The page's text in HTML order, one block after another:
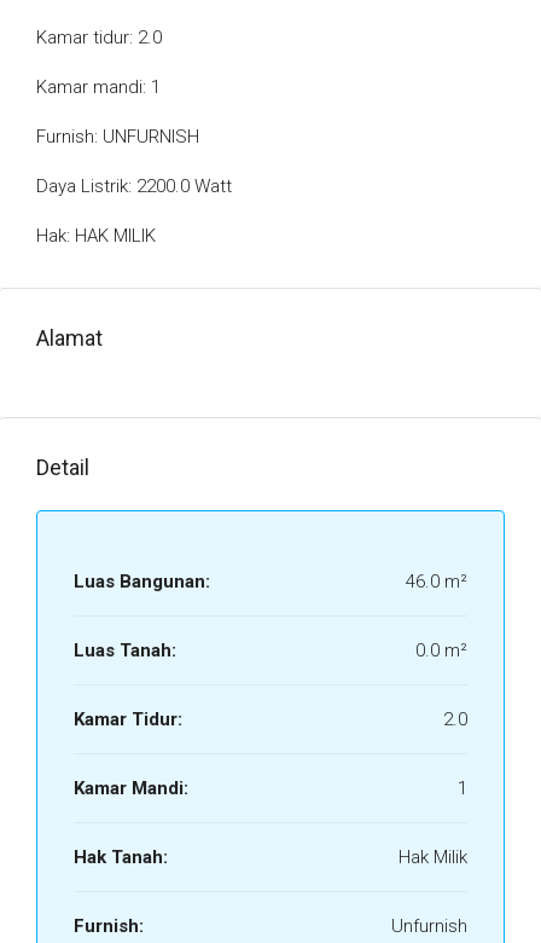
Kamar tidur: 2.0
Kamar mandi: 1
Furnish: UNFURNISH
Daya Listrik: 2200.0 Watt
Hak: HAK MILIK
Alamat
Detail
Luas Bangunan: 46.0 m²
Luas Tanah: 0.0 m²
Kamar Tidur: 2.0
Kamar Mandi: 1
Hak Tanah: Hak Milik
Furnish: Unfurnish